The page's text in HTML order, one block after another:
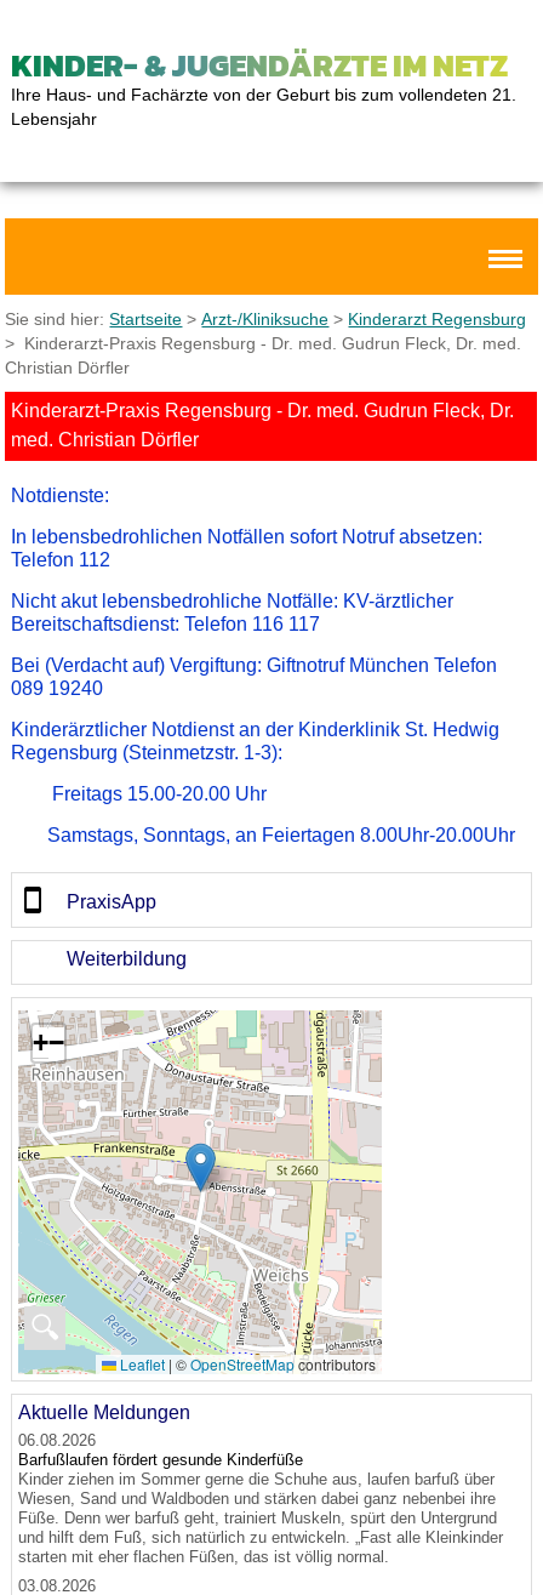
KINDER- & JUGENDÄRZTE IM NETZ
Ihre Haus- und Fachärzte von der Geburt bis zum vollendeten 21.
Lebensjahr
Sie sind hier:Startseite >Arzt-/Kliniksuche > Kinderarzt Regensburg
> Kinderarzt-Praxis Regensburg - Dr. med. Gudrun Fleck, Dr. med.
Christian Dörfler
Kinderarzt-Praxis Regensburg - Dr. med. Gudrun Fleck, Dr.
med. Christian Dörfler
Notdienste:
In lebensbedrohlichen Notfällen sofort Notruf absetzen:
Telefon 112
Nicht akut lebensbedrohliche Notfälle: KV-ärztlicher
Bereitschaftsdienst: Telefon 116 117
Bei (Verdacht auf) Vergiftung: Giftnotruf München Telefon
089 19240
Kinderärztlicher Notdienst an der Kinderklinik St. Hedwig
Regensburg (Steinmetzstr. 1-3):
Freitags 15.00-20.00 Uhr
Samstags, Sonntags, an Feiertagen 8.00Uhr-20.00Uhr
PraxisApp
Weiterbildung
🔍
+−
Leaflet | ©OpenStreetMapcontributors
Aktuelle Meldungen
06.08.2026
Barfußlaufen fördert gesunde Kinderfüße
Kinder ziehen im Sommer gerne die Schuhe aus, laufen barfuß über
Wiesen, Sand und Waldboden und stärken dabei ganz nebenbei ihre
Füße. Denn wer barfuß geht, trainiert Muskeln, spürt den Untergrund
und hilft dem Fuß, sich natürlich zu entwickeln. „Fast alle Kleinkinder
starten mit eher flachen Füßen, das ist völlig normal.
03.08.2026